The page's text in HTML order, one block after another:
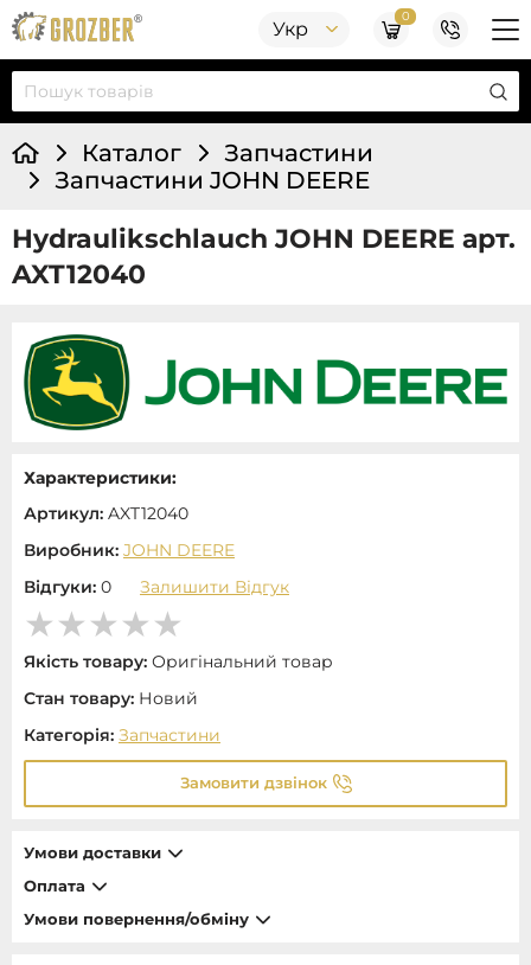
Укр
0
Каталог
Запчастини
Запчастини JOHN DEERE
Hydraulikschlauch JOHN DEERE арт.
AXT12040
Характеристики:
Артикул: AXT12040
Виробник: JOHN DEERE
Відгуки: 0 Залишити Відгук
Якість товару: Оригінальний товар
Стан товару: Новий
Категорія: Запчастини
Замовити дзвінок
Умови доставки
Оплата
Умови повернення/обміну